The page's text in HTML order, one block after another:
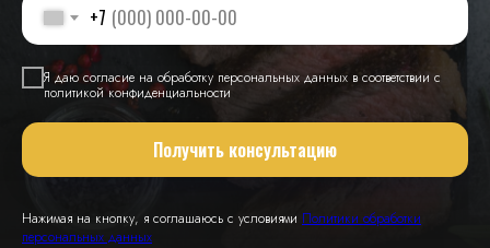
+7
Я даю согласие на обработку персональных данных в соответствии с
политикой конфиденциальности
Получить консультацию
Нажимая на кнопку, я соглашаюсь с условиями Политики обработки
персональных данных